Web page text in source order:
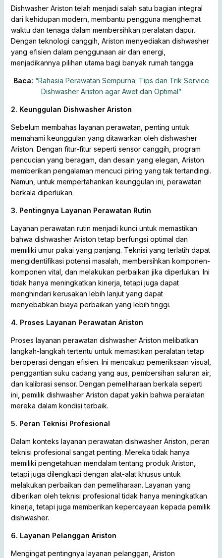
Dishwasher Ariston telah menjadi salah satu bagian integral
dari kehidupan modern, membantu pengguna menghemat
waktu dan tenaga dalam membersihkan peralatan dapur.
Dengan teknologi canggih, Ariston menyediakan dishwasher
yang efisien dalam penggunaan air dan energi,
menjadikannya pilihan utama bagi banyak rumah tangga.
Baca: “Rahasia Perawatan Sempurna: Tips dan Trik Service
Dishwasher Ariston agar Awet dan Optimal”
2. Keunggulan Dishwasher Ariston
Sebelum membahas layanan perawatan, penting untuk
memahami keunggulan yang ditawarkan oleh dishwasher
Ariston. Dengan fitur-fitur seperti sensor canggih, program
pencucian yang beragam, dan desain yang elegan, Ariston
memberikan pengalaman mencuci piring yang tak tertandingi.
Namun, untuk mempertahankan keunggulan ini, perawatan
berkala diperlukan.
3. Pentingnya Layanan Perawatan Rutin
Layanan perawatan rutin menjadi kunci untuk memastikan
bahwa dishwasher Ariston tetap berfungsi optimal dan
memiliki umur pakai yang panjang. Teknisi yang terlatih dapat
mengidentifikasi potensi masalah, membersihkan komponen-
komponen vital, dan melakukan perbaikan jika diperlukan. Ini
tidak hanya meningkatkan kinerja, tetapi juga dapat
menghindari kerusakan lebih lanjut yang dapat
menyebabkan biaya perbaikan yang lebih tinggi.
4. Proses Layanan Perawatan Ariston
Proses layanan perawatan dishwasher Ariston melibatkan
langkah-langkah tertentu untuk memastikan peralatan tetap
beroperasi dengan efisien. Ini mencakup pemeriksaan visual,
penggantian suku cadang yang aus, pembersihan saluran air,
dan kalibrasi sensor. Dengan pemeliharaan berkala seperti
ini, pemilik dishwasher Ariston dapat yakin bahwa peralatan
mereka dalam kondisi terbaik.
5. Peran Teknisi Profesional
Dalam konteks layanan perawatan dishwasher Ariston, peran
teknisi profesional sangat penting. Mereka tidak hanya
memiliki pengetahuan mendalam tentang produk Ariston,
tetapi juga dilengkapi dengan alat-alat khusus untuk
melakukan perbaikan dan pemeliharaan. Layanan yang
diberikan oleh teknisi profesional tidak hanya meningkatkan
kinerja, tetapi juga memberikan kepercayaan kepada pemilik
dishwasher.
6. Layanan Pelanggan Ariston
Mengingat pentingnya layanan pelanggan, Ariston